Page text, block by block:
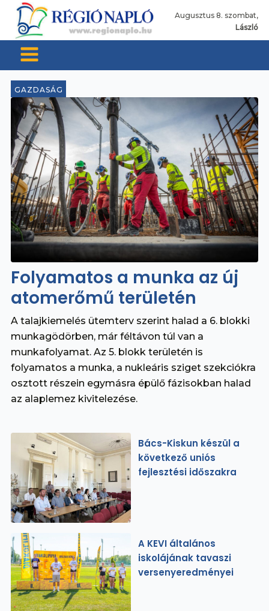
Augusztus 8. szombat,
László
GAZDASÁG
Folyamatos a munka az új
atomerőmű területén
A talajkiemelés ütemterv szerint halad a 6. blokki
munkagödörben, már féltávon túl van a
munkafolyamat. Az 5. blokk területén is
folyamatos a munka, a nukleáris sziget szekciókra
osztott részein egymásra épülő fázisokban halad
az alaplemez kivitelezése.
Bács-Kiskun készül a
következő uniós
fejlesztési időszakra
A KEVI általános
iskolájának tavaszi
versenyeredményei